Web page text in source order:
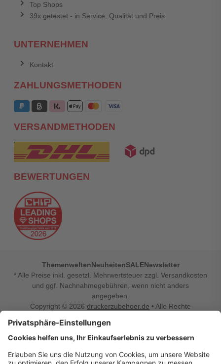
Top Shops
39x getestet - in Service, Qualität und Preis
UNTERNEHMEN
Kontakt
ZAHLUNGSMETHODEN
VERSANDMETHODEN
BEWERTUNGEN
ThemenweltenNeuheitenSALENewsletter
* Alle Preise inkl. gesetzl. Mehrwertsteuer zzgl. Versandkosten
und ggf. Nachnahmegebühren, wenn nicht anders
angegeben.
Copyright © 2026 druckerzubehoer.de • Alle Rechte
Vertrag widerrufen
Druckerzubehoer.de – preiswerte Qualität für Ihr Office
Sie sind auf der Suche nach dem passenden Druckerzubehör